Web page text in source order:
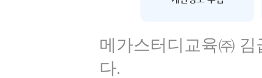
메가스터디교육㈜
다.